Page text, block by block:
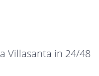
a Villasanta in 24/48